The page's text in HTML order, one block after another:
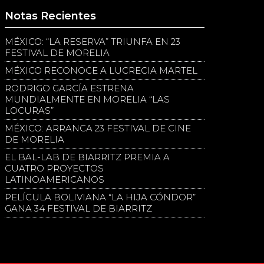
Notas Recientes
MÉXICO: “LA RESERVA” TRIUNFA EN 23
FESTIVAL DE MORELIA
MÉXICO RECONOCE A LUCRECIA MARTEL
RODRIGO GARCÍA ESTRENA
MUNDIALMENTE EN MORELIA “LAS
LOCURAS”
MÉXICO: ARRANCA 23 FESTIVAL DE CINE
DE MORELIA
EL BAL-LAB DE BIARRITZ PREMIA A
CUATRO PROYECTOS
LATINOAMERICANOS
PELÍCULA BOLIVIANA “LA HIJA CÓNDOR”
GANA 34 FESTIVAL DE BIARRITZ